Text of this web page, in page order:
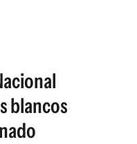
blancos